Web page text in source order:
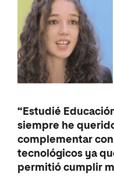
“Estudié
siempre he
complementar
tecnológicos ya
permitió cumplir